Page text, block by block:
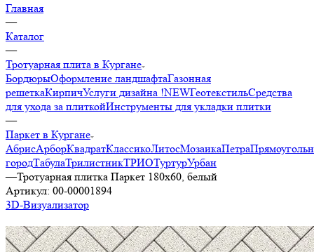
Главная
—
Каталог
—
Тротуарная плита в Кургане
БордюрыОформление ландшафтаГазонная
решеткаКирпичУслуги дизайна !NEWГеотекстильСредства
для ухода за плиткойИнструменты для укладки плитки
—
Паркет в Кургане
АбрисАрборКвадратКлассикоЛитосМозаикаПетра
городТабулаТрилистникТРИОТуртурУрбан
—Тротуарная плитка Паркет 180х60, белый
Артикул: 00-00001894
3D-Визуализатор